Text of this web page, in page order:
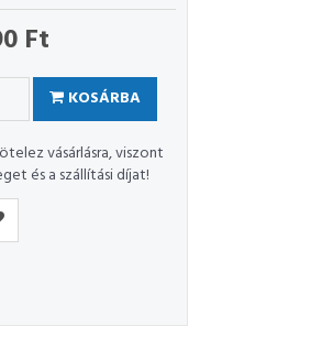
Ft
KOSÁRBA
vásárlásra, viszont
és a szállítási díjat!